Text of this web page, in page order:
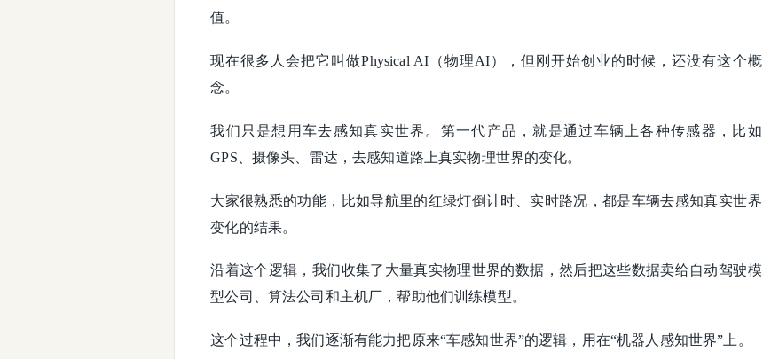
值。
现在很多人会把它叫做Physical AI（物理AI），但刚开始创业的时候，还没有这个概
念。
我们只是想用车去感知真实世界。第一代产品，就是通过车辆上各种传感器，比如
GPS、摄像头、雷达，去感知道路上真实物理世界的变化。
大家很熟悉的功能，比如导航里的红绿灯倒计时、实时路况，都是车辆去感知真实世界
变化的结果。
沿着这个逻辑，我们收集了大量真实物理世界的数据，然后把这些数据卖给自动驾驶模
型公司、算法公司和主机厂，帮助他们训练模型。
这个过程中，我们逐渐有能力把原来“车感知世界”的逻辑，用在“机器人感知世界”上。